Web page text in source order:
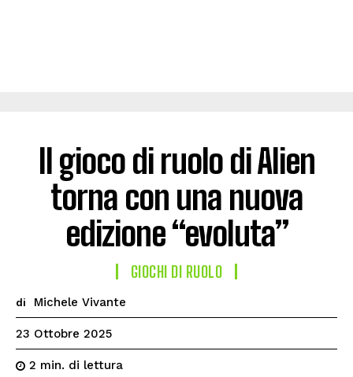
Il gioco di ruolo di Alien
torna con una nuova
edizione “evoluta”
GIOCHI DI RUOLO
di Michele Vivante
23 Ottobre 2025
2 min. di lettura